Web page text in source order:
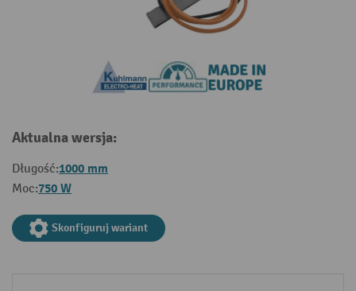
Aktualna wersja:
Długość:1000 mm
Moc:750 W
Skonfiguruj wariant